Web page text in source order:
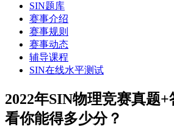
SIN题库
赛事介绍
赛事规则
赛事动态
辅导课程
SIN在线水平测试
2022年SIN物理竞赛真题+
看你能得多少分？